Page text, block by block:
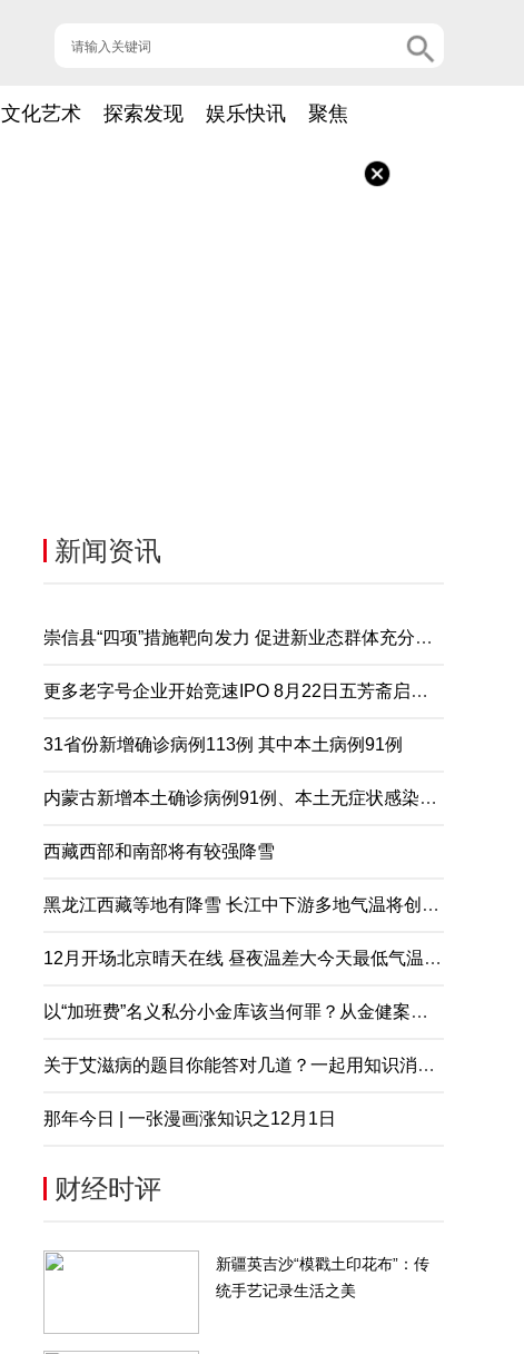
文化艺术 探索发现 娱乐快讯 聚焦
新闻资讯
崇信县“四项”措施靶向发力 促进新业态群体充分就业
更多老字号企业开始竞速IPO 8月22日五芳斋启动申购
31省份新增确诊病例113例 其中本土病例91例
内蒙古新增本土确诊病例91例、本土无症状感染者2例
西藏西部和南部将有较强降雪
黑龙江西藏等地有降雪 长江中下游多地气温将创下半年来新低
12月开场北京晴天在线 昼夜温差大今天最低气温仅-5℃
以“加班费”名义私分小金库该当何罪？从金健案说起
关于艾滋病的题目你能答对几道？一起用知识消除误解
那年今日 | 一张漫画涨知识之12月1日
财经时评
新疆英吉沙“模戳土印花布”：传
统手艺记录生活之美